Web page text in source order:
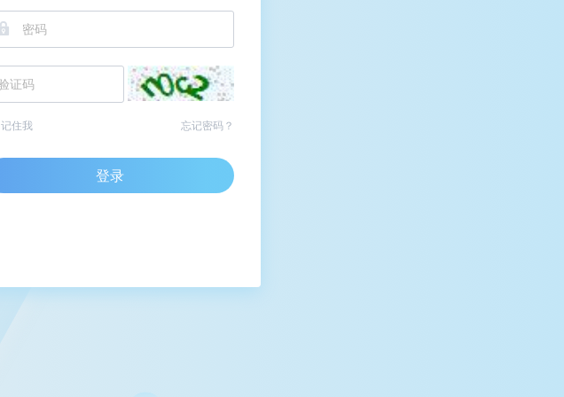
忘记密码？
记住我
登录